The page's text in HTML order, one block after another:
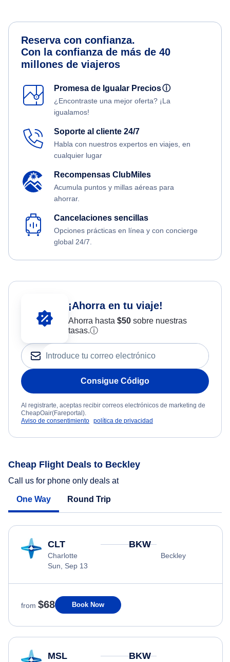
Reserva con confianza.
Con la confianza de más de 40
millones de viajeros
Promesa de Igualar Preciosⓘ
¿Encontraste una mejor oferta? ¡La
igualamos!
Soporte al cliente 24/7
Habla con nuestros expertos en viajes, en
cualquier lugar
Recompensas ClubMiles
Acumula puntos y millas aéreas para
ahorrar.
Cancelaciones sencillas
Opciones prácticas en línea y con concierge
global 24/7.
¡Ahorra en tu viaje!
Ahorra hasta $50sobre nuestras
tasas.ⓘ
Consigue Código
Al registrarte, aceptas recibir correos electrónicos de marketing de
CheapOair(Fareportal).
Aviso de consentimiento política de privacidad
Cheap Flight Deals to Beckley
Call us for phone only deals at
One Way Round Trip
CLT
Charlotte
Sun, Sep 13
BKW
Beckley
from $68 Book Now
MSL BKW